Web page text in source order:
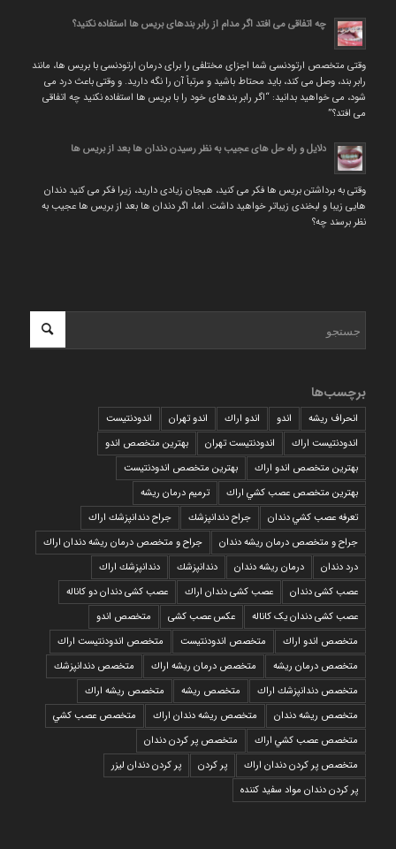
چه اتفاقی می افتد اگر مدام از رابر بندهای بریس ها استفاده نکنید؟
وقتی متخصص ارتودنسی شما اجزای مختلفی را برای درمان ارتودنسی با بریس ها، مانند
رابر بند، وصل می کند، باید محتاط باشید و مرتباً آن را نگه دارید. و وقتی باعث درد می
شود، می خواهید بدانید: “اگر رابر بندهای خود را با بریس ها استفاده نکنید چه اتفاقی
می افتد؟”
دلایل و راه حل های عجیب به نظر رسیدن دندان ها بعد از بریس ها
وقتی به برداشتن بریس ها فکر می کنید، هیجان زیادی دارید، زیرا فکر می کنید دندان
هایی زیبا و لبخندی زیباتر خواهید داشت. اما، اگر دندان ها بعد از بریس ها عجیب به
نظر برسند چه؟
برچسب‌ها
انحراف ریشه اندو اندو اراك اندو تهران
اندودنتیست
اندودنتیست اراك
اندودنتیست تهران
بهترين متخصص اندو
بهترين متخصص اندو اراك
بهترين متخصص اندودنتيست
بهترين متخصص عصب كشي اراك
ترمیم درمان ریشه
تعرفه عصب كشي دندان
جراح دندانپزشك
جراح دندانپزشك اراك
جراح و متخصص درمان ریشه دندان
جراح و متخصص درمان ریشه دندان اراك
درد دندان
درمان ریشه دندان دندانپزشك
دندانپزشك اراك
عصب کشی دندان
عصب کشی دندان اراك
عصب کشی دندان دو کاناله
عصب کشی دندان یک کاناله
عکس عصب کشی
متخصص اندو
متخصص اندو اراك
متخصص اندودنتيست
متخصص اندودنتيست اراك
متخصص درمان ريشه
متخصص درمان ريشه اراك
متخصص دندانپزشك
متخصص دندانپزشك اراك
متخصص ريشه
متخصص ريشه اراك
متخصص ريشه دندان
متخصص ريشه دندان اراك
متخصص عصب كشي
متخصص عصب كشي اراك
متخصص پر كردن دندان
متخصص پر كردن دندان اراك
پر كردن
پر كردن دندان ليزر
پر كردن دندان مواد سفيد كننده